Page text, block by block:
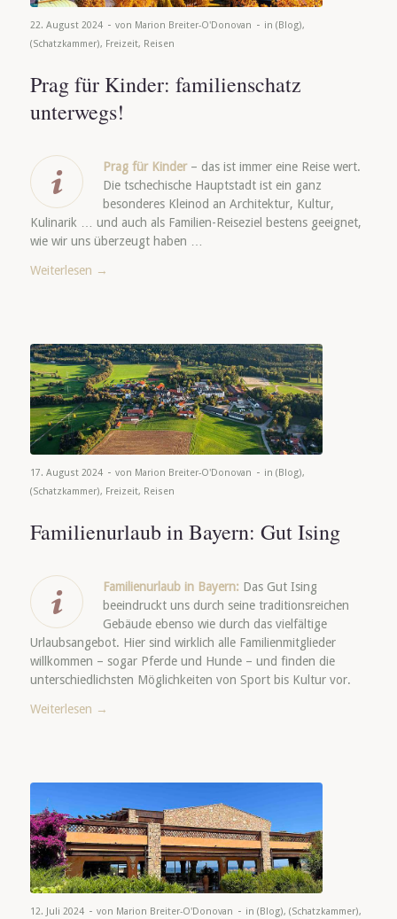
22. August 2024 - von Marion Breiter-O'Donovan - in (Blog),
(Schatzkammer), Freizeit, Reisen
Prag für Kinder: familienschatz
unterwegs!
Prag für Kinder – das ist immer eine Reise wert.
Die tschechische Hauptstadt ist ein ganz
besonderes Kleinod an Architektur, Kultur,
Kulinarik … und auch als Familien-Reiseziel bestens geeignet,
wie wir uns überzeugt haben …
Weiterlesen →
17. August 2024 - von Marion Breiter-O'Donovan - in (Blog),
(Schatzkammer), Freizeit, Reisen
Familienurlaub in Bayern: Gut Ising
Familienurlaub in Bayern: Das Gut Ising
beeindruckt uns durch seine traditionsreichen
Gebäude ebenso wie durch das vielfältige
Urlaubsangebot. Hier sind wirklich alle Familienmitglieder
willkommen – sogar Pferde und Hunde – und finden die
unterschiedlichsten Möglichkeiten von Sport bis Kultur vor.
Weiterlesen →
12. Juli 2024 - von Marion Breiter-O'Donovan - in (Blog), (Schatzkammer),